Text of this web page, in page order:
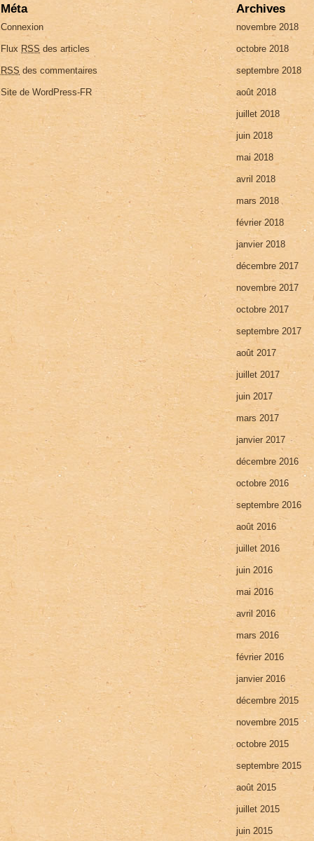
Méta
Connexion
Flux RSS des articles
RSS des commentaires
Site de WordPress-FR
Archives
novembre 2018
octobre 2018
septembre 2018
août 2018
juillet 2018
juin 2018
mai 2018
avril 2018
mars 2018
février 2018
janvier 2018
décembre 2017
novembre 2017
octobre 2017
septembre 2017
août 2017
juillet 2017
juin 2017
mars 2017
janvier 2017
décembre 2016
octobre 2016
septembre 2016
août 2016
juillet 2016
juin 2016
mai 2016
avril 2016
mars 2016
février 2016
janvier 2016
décembre 2015
novembre 2015
octobre 2015
septembre 2015
août 2015
juillet 2015
juin 2015